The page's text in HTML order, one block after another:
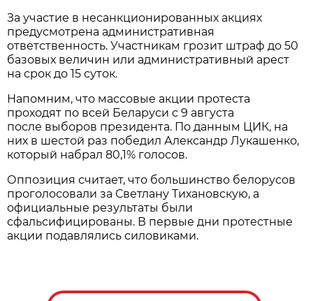
За участие в несанкционированных акциях
предусмотрена административная
ответственность. Участникам грозит штраф до 50
базовых величин или административный арест
на срок до 15 суток.
Напомним, что массовые акции протеста
проходят по всей Беларуси с 9 августа
после выборов президента. По данным ЦИК, на
них в шестой раз победил Александр Лукашенко,
который набрал 80,1% голосов.
Оппозиция считает, что большинство белорусов
проголосовали за Светлану Тихановскую, а
официальные результаты были
сфальсифицированы. В первые дни протестные
акции подавлялись силовиками.